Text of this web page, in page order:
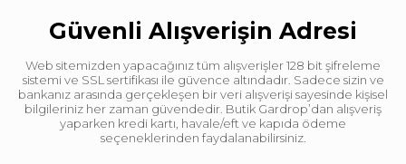
Güvenli Alışverişin Adresi
Web sitemizden yapacağınız tüm alışverişler 128 bit şifreleme
sistemi ve SSL sertifikası ile güvence altındadır. Sadece sizin ve
bankanız arasında gerçekleşen bir veri alışverişi sayesinde kişisel
bilgileriniz her zaman güvendedir. Butik Gardrop’dan alışveriş
yaparken kredi kartı, havale/eft ve kapıda ödeme
seçeneklerinden faydalanabilirsiniz.